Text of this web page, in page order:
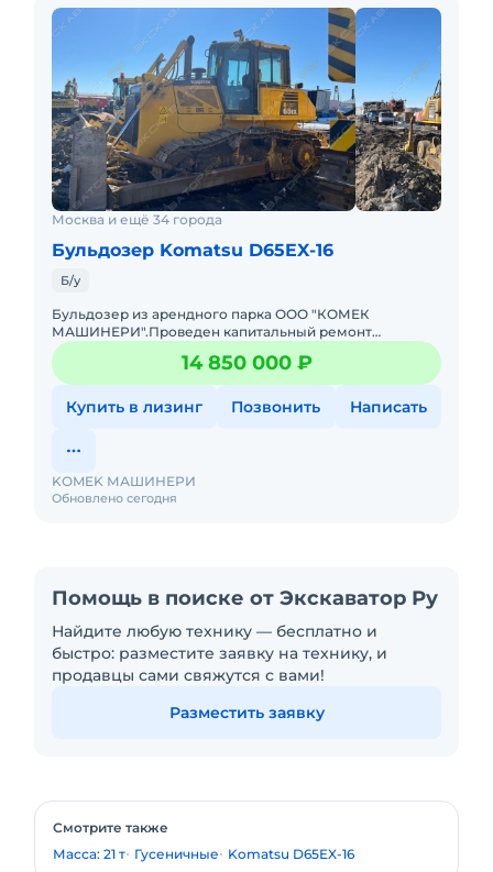
Москва и ещё 34 города
Бульдозер Komatsu D65EX-16
Б/у
Бульдозер из арендного парка ООО "КОМЕК
МАШИНЕРИ".Проведен капитальный ремонт
двигателя, готов к работе без вложений.Торг при
осмотре.Серийный номер 83269Местоп
14 850 000 ₽
Купить в лизинг Позвонить Написать
Обновлено сегодня
KOMEK МАШИНЕРИ
Помощь в поиске от Экскаватор Ру
Найдите любую технику — бесплатно и
быстро: разместите заявку на технику, и
продавцы сами свяжутся с вами!
Разместить заявку
Смотрите также
Масса: 21 т Гусеничные Komatsu D65EX-16